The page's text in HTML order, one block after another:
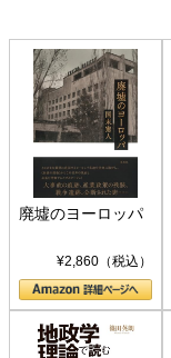
廃墟のヨーロッパ
¥2,860（税込）